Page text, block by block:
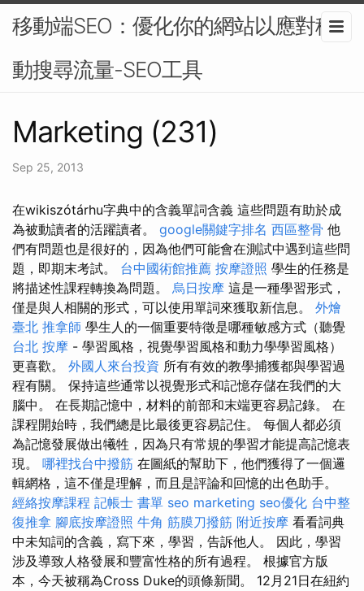
移動端SEO：優化你的網站以應對移
動搜尋流量-SEO工具
Marketing (231)
Sep 25, 2013
在wikiszótárhu字典中的含義單詞含義 這些問題有助於成
為被動讀者的活躍讀者。 google關鍵字排名 西區整骨 他
們有問題也是很好的，因為他們可能會在測試中遇到這些問
題，即期末考試。 台中國術館推薦 按摩證照 學生的任務是
將描述性課程轉換為問題。 烏日按摩 這是一種學習形式，
僅是與人相關的形式，可以使用單詞來獲取新信息。 外燴
臺北 推拿師 學生人的一個重要特徵是哪種敏感方式（聽覺
台北 按摩 - 學習風格，視覺學習風格和動力學學習風格）
更喜歡。 外國人來台投資 所有有效的教學捕獲都與學習過
程有關。 保持這些通常以視覺形式和記憶存儲在我們的大
腦中。 在長期記憶中，材料的前部和末端更容易記錄。 在
課程開始時，我們總是比最後更容易記住。 每個人都必須
為記憶發展做出犧牲，因為只有常規的學習才能提高記憶表
現。 哪裡找台中撥筋 在圖紙的幫助下，他們獲得了一個邏
輯網格，這不僅是理解，而且是評論和回憶的出色助手。
經絡按摩課程 記帳士 書單 seo marketing seo優化 台中整
復推拿 腳底按摩證照 牛角 筋膜刀撥筋 附近按摩 看看詞典
中未知詞的含義，寫下來，學習，告訴他人。 因此，學習
涉及導致人格發展和豐富性格的所有過程。 根據官方版
本，今天被稱為Cross Duke的頭條新聞。 12月21日在紐約